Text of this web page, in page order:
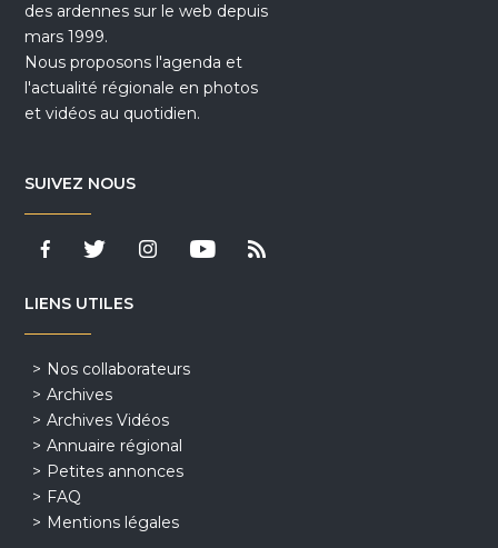
des ardennes sur le web depuis
mars 1999.
Nous proposons l'agenda et
l'actualité régionale en photos
et vidéos au quotidien.
SUIVEZ NOUS
LIENS UTILES
Nos collaborateurs
Archives
Archives Vidéos
Annuaire régional
Petites annonces
FAQ
Mentions légales